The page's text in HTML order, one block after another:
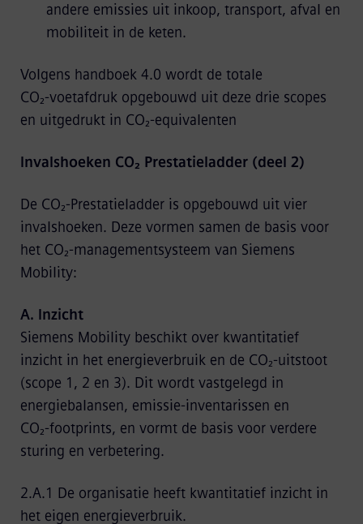
andere emissies uit inkoop, transport, afval en
mobiliteit in de keten.
Volgens handboek 4.0 wordt de totale
CO₂‑voetafdruk opgebouwd uit deze drie scopes
en uitgedrukt in CO₂‑equivalenten
Invalshoeken CO₂ Prestatieladder (deel 2)
De CO₂‑Prestatieladder is opgebouwd uit vier
invalshoeken. Deze vormen samen de basis voor
het CO₂‑managementsysteem van Siemens
Mobility:
A. Inzicht
Siemens Mobility beschikt over kwantitatief
inzicht in het energieverbruik en de CO₂‑uitstoot
(scope 1, 2 en 3). Dit wordt vastgelegd in
energiebalansen, emissie‑inventarissen en
CO₂‑footprints, en vormt de basis voor verdere
sturing en verbetering.
2.A.1 De organisatie heeft kwantitatief inzicht in
het eigen energieverbruik.